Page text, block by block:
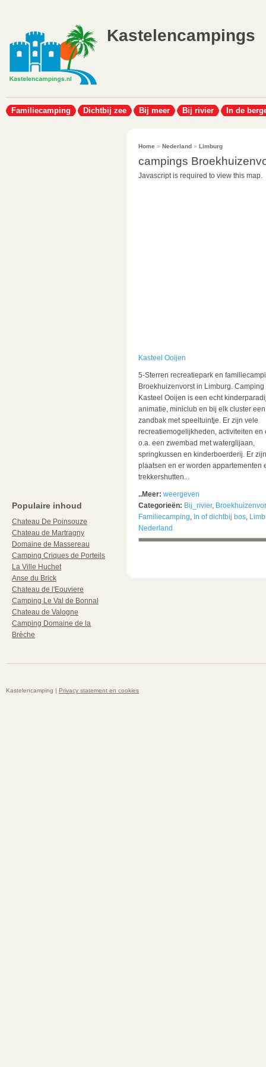
Kastelencampings
Familiecamping Dichtbij zee Bij meer Bij rivier In de
Populaire inhoud
Chateau De Poinsouze
Chateau de Martragny
Domaine de Massereau
Camping Criques de Porteils
La Ville Huchet
Anse du Brick
Chateau de l'Eouviere
Camping Le Val de Bonnal
Chateau de Valogne
Camping Domaine de la
Brèche
Home » Nederland» Limburg
campings
Javascript is required to view this map.
Kasteel Ooijen
5-Sterren recreatiepark en
Broekhuizenvorst in Limburg. Camping
Kasteel Ooijen is een echt
animatie, miniclub en bij elk cluster een
zandbak met speeltuintje. Er zijn vele
recreatiemogelijkheden, activiteiten en
o.a. een zwembad met waterglijaan,
springkussen en kinderboerderij. Er
plaatsen en er worden appartementen
trekkershutten...
..Meer: weergeven
Categorieën: Bij_rivier,
Familiecamping, In of dichtbij bos,
Nederland
Kastelencamping | Privacy statement en cookies